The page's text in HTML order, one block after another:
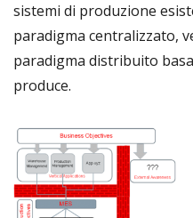
sistemi di produzione
paradigma centralizzato,
paradigma distribuito
produce.